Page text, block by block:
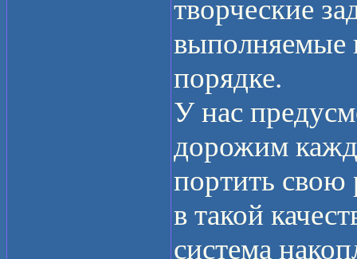
творческие
выполняемые
порядке.
У нас
дорожим
портить
в такой
система